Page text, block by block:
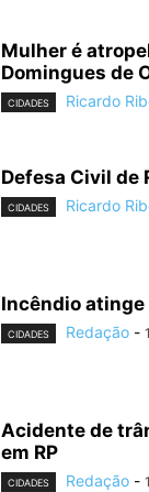
Mulher é
Domingues de
CIDADES Ricardo
Defesa Civil de
CIDADES Ricardo
Incêndio atinge
CIDADES Redação -
Acidente de
em RP
CIDADES Redação -